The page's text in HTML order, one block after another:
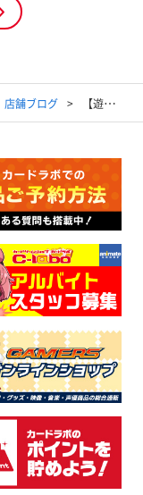
店舗ブログ 【遊戯王ラッシュデュエル】2025年9月13日開催 トーナメントバトル（1デュエル戦）結果発表【優勝デッキ】